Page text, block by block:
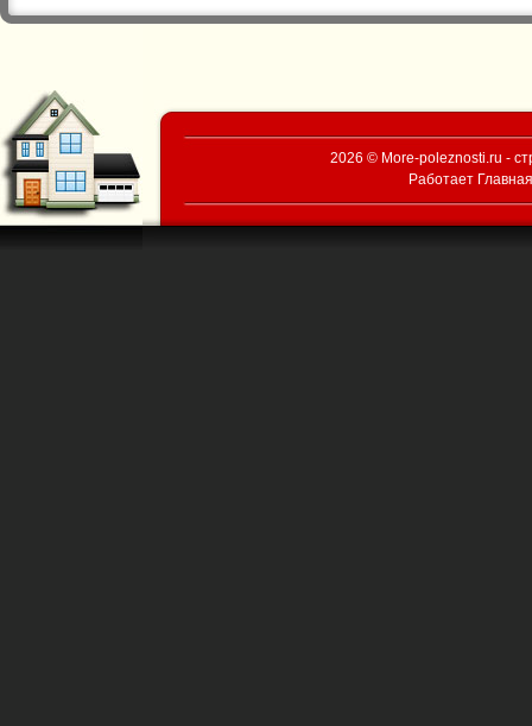
2026 © More-poleznosti.ru -
Работает